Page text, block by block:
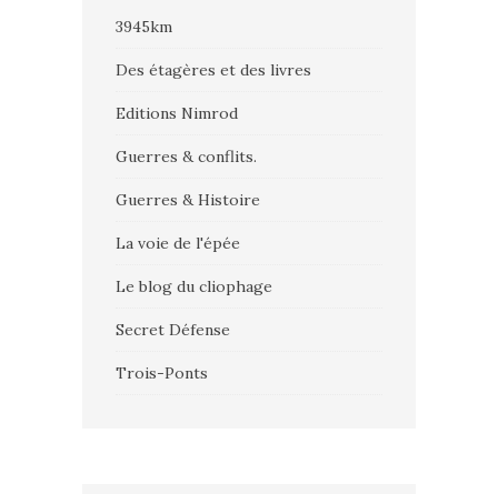
3945km
Des étagères et des livres
Editions Nimrod
Guerres & conflits.
Guerres & Histoire
La voie de l'épée
Le blog du cliophage
Secret Défense
Trois-Ponts